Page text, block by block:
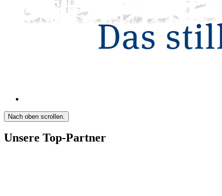
Nach oben scrollen.
Unsere Top-Partner